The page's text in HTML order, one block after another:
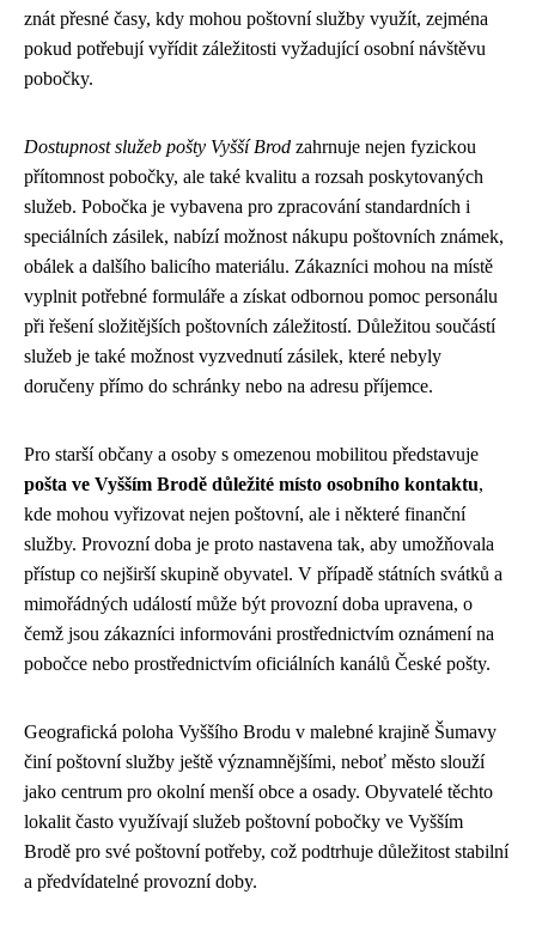
znát přesné časy, kdy mohou poštovní služby využít, zejména
pokud potřebují vyřídit záležitosti vyžadující osobní návštěvu
pobočky.
Dostupnost služeb pošty Vyšší Brod zahrnuje nejen fyzickou
přítomnost pobočky, ale také kvalitu a rozsah poskytovaných
služeb. Pobočka je vybavena pro zpracování standardních i
speciálních zásilek, nabízí možnost nákupu poštovních známek,
obálek a dalšího balicího materiálu. Zákazníci mohou na místě
vyplnit potřebné formuláře a získat odbornou pomoc personálu
při řešení složitějších poštovních záležitostí. Důležitou součástí
služeb je také možnost vyzvednutí zásilek, které nebyly
doručeny přímo do schránky nebo na adresu příjemce.
Pro starší občany a osoby s omezenou mobilitou představuje
pošta ve Vyšším Brodě důležité místo osobního kontaktu,
kde mohou vyřizovat nejen poštovní, ale i některé finanční
služby. Provozní doba je proto nastavena tak, aby umožňovala
přístup co nejširší skupině obyvatel. V případě státních svátků a
mimořádných událostí může být provozní doba upravena, o
čemž jsou zákazníci informováni prostřednictvím oznámení na
pobočce nebo prostřednictvím oficiálních kanálů České pošty.
Geografická poloha Vyššího Brodu v malebné krajině Šumavy
činí poštovní služby ještě významnějšími, neboť město slouží
jako centrum pro okolní menší obce a osady. Obyvatelé těchto
lokalit často využívají služeb poštovní pobočky ve Vyšším
Brodě pro své poštovní potřeby, což podtrhuje důležitost stabilní
a předvídatelné provozní doby.